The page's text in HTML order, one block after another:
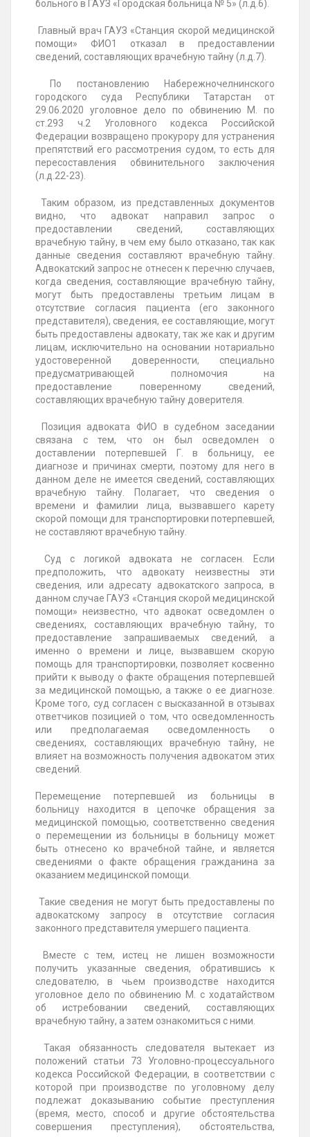
больного в ГАУЗ «Городская больница № 5» (л.д.6).
Главный врач ГАУЗ «Станция скорой медицинской
помощи» ФИО1 отказал в предоставлении
сведений, составляющих врачебную тайну (л.д.7).
По постановлению Набережночелнинского
городского суда Республики Татарстан от
29.06.2020 уголовное дело по обвинению М. по
ст.293 ч.2 Уголовного кодекса Российской
Федерации возвращено прокурору для устранения
препятствий его рассмотрения судом, то есть для
пересоставления обвинительного заключения
(л.д.22-23).
Таким образом, из представленных документов
видно, что адвокат направил запрос о
предоставлении сведений, составляющих
врачебную тайну, в чем ему было отказано, так как
данные сведения составляют врачебную тайну.
Адвокатский запрос не отнесен к перечню случаев,
когда сведения, составляющие врачебную тайну,
могут быть предоставлены третьим лицам в
отсутствие согласия пациента (его законного
представителя), сведения, ее составляющие, могут
быть предоставлены адвокату, так же как и другим
лицам, исключительно на основании нотариально
удостоверенной доверенности, специально
предусматривающей полномочия на
предоставление поверенному сведений,
составляющих врачебную тайну доверителя.
Позиция адвоката ФИО в судебном заседании
связана с тем, что он был осведомлен о
доставлении потерпевшей Г. в больницу, ее
диагнозе и причинах смерти, поэтому для него в
данном деле не имеется сведений, составляющих
врачебную тайну. Полагает, что сведения о
времени и фамилии лица, вызвавшего карету
скорой помощи для транспортировки потерпевшей,
не составляют врачебную тайну.
Суд с логикой адвоката не согласен. Если
предположить, что адвокату неизвестны эти
сведения, или адресату адвокатского запроса, в
данном случае ГАУЗ «Станция скорой медицинской
помощи» неизвестно, что адвокат осведомлен о
сведениях, составляющих врачебную тайну, то
предоставление запрашиваемых сведений, а
именно о времени и лице, вызвавшем скорую
помощь для транспортировки, позволяет косвенно
прийти к выводу о факте обращения потерпевшей
за медицинской помощью, а также о ее диагнозе.
Кроме того, суд согласен с высказанной в отзывах
ответчиков позицией о том, что осведомленность
или предполагаемая осведомленность о
сведениях, составляющих врачебную тайну, не
влияет на возможность получения адвокатом этих
сведений.
Перемещение потерпевшей из больницы в
больницу находится в цепочке обращения за
медицинской помощью, соответственно сведения
о перемещении из больницы в больницу может
быть отнесено ко врачебной тайне, и является
сведениями о факте обращения гражданина за
оказанием медицинской помощи.
Такие сведения не могут быть предоставлены по
адвокатскому запросу в отсутствие согласия
законного представителя умершего пациента.
Вместе с тем, истец не лишен возможности
получить указанные сведения, обратившись к
следователю, в чьем производстве находится
уголовное дело по обвинению М. с ходатайством
об истребовании сведений, составляющих
врачебную тайну, а затем ознакомиться с ними.
Такая обязанность следователя вытекает из
положений статьи 73 Уголовно-процессуального
кодекса Российской Федерации, в соответствии с
которой при производстве по уголовному делу
подлежат доказыванию событие преступления
(время, место, способ и другие обстоятельства
совершения преступления), обстоятельства,